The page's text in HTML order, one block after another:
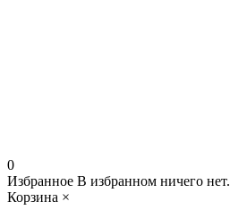
0
Избранное В избранном ничего нет.
Корзина ×